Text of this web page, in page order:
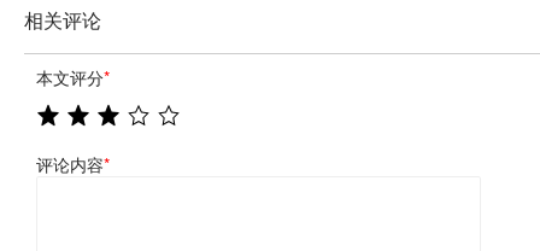
相关评论
本文评分*
评论内容*